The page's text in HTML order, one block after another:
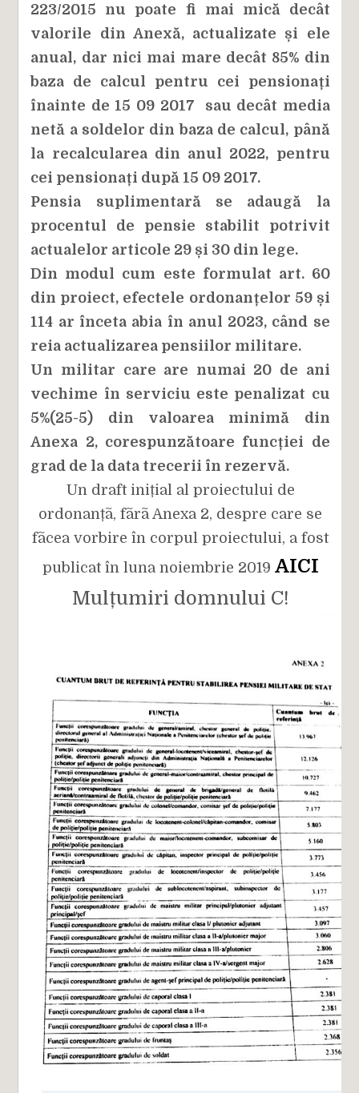
223/2015 nu poate fi mai mică decât
valorile din Anexă, actualizate și ele
anual, dar nici mai mare decât 85% din
baza de calcul pentru cei pensionați
înainte de 15 09 2017 sau decât media
netă a soldelor din baza de calcul, până
la recalcularea din anul 2022, pentru
cei pensionați după 15 09 2017.
Pensia suplimentară se adaugă la
procentul de pensie stabilit potrivit
actualelor articole 29 și 30 din lege.
Din modul cum este formulat art. 60
din proiect, efectele ordonanțelor 59 și
114 ar înceta abia în anul 2023, când se
reia actualizarea pensiilor militare.
Un militar care are numai 20 de ani
vechime în serviciu este penalizat cu
5%(25-5) din valoarea minimă din
Anexa 2, corespunzătoare funcției de
grad de la data trecerii în rezervă.
Un draft inițial al proiectului de
ordonanțã, fãrã Anexa 2, despre care se
fãcea vorbire în corpul proiectului, a fost
publicat în luna noiembrie 2019 AICI
Mulțumiri domnului C!